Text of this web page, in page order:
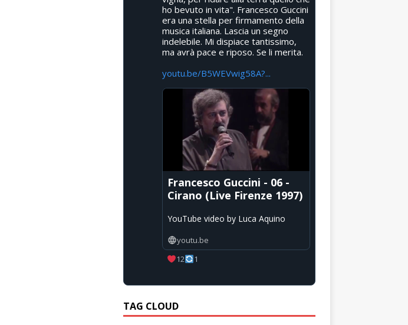
ho bevuto in vita". Francesco Guccini
era una stella per firmamento della
musica italiana. Lascia un segno
indelebile. Mi dispiace tantissimo,
ma avrà pace e riposo. Se li merita.
youtu.be/B5WEVwig58A?...
Francesco Guccini - 06 -
Cirano (Live Firenze 1997)
YouTube video by Luca Aquino
youtu.be
12
1
TAG CLOUD